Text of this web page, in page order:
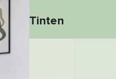
Tinten